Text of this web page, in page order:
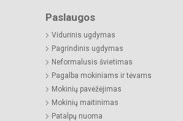
Paslaugos
Vidurinis ugdymas
Pagrindinis ugdymas
Neformalusis švietimas
Pagalba mokiniams ir tėvams
Mokinių pavėžėjimas
Mokinių maitinimas
Patalpų nuoma